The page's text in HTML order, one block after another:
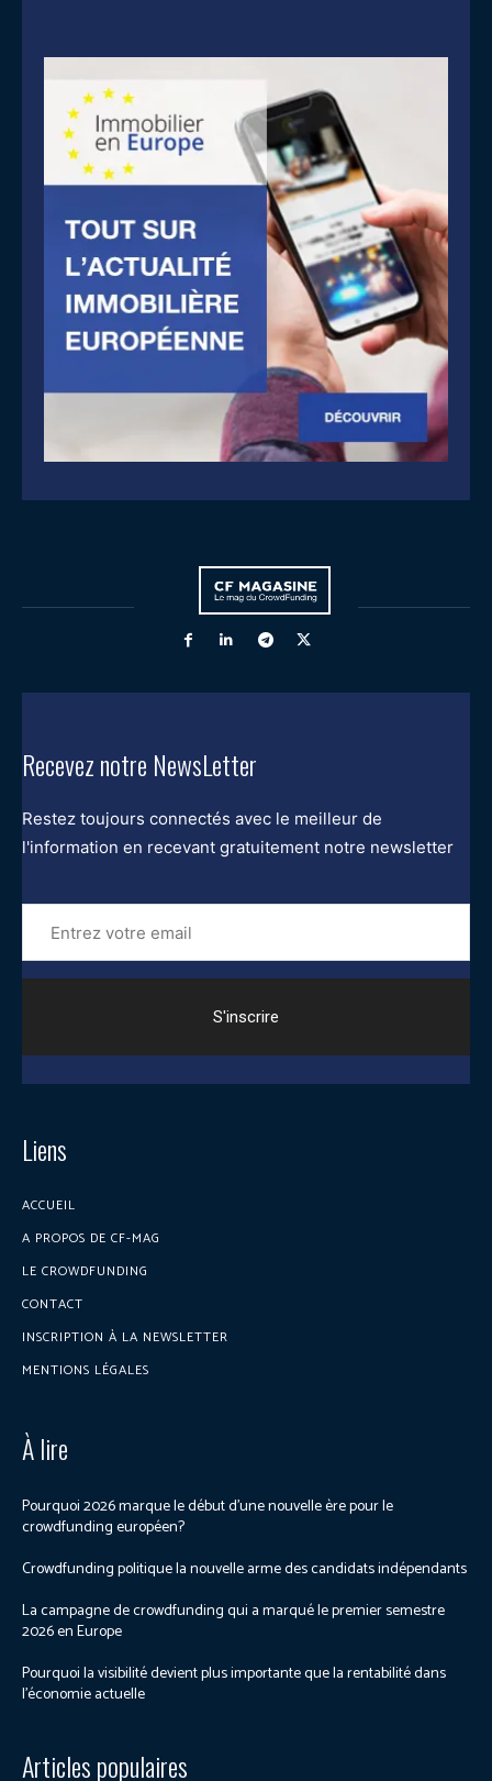
Recevez notre NewsLetter
Restez toujours connectés avec le meilleur de
l'information en recevant gratuitement notre newsletter
Entrez
votre
email
Liens
ACCUEIL
A PROPOS DE CF-MAG
LE CROWDFUNDING
CONTACT
INSCRIPTION À LA NEWSLETTER
MENTIONS LÉGALES
À lire
Pourquoi 2026 marque le début d’une nouvelle ère pour le
crowdfunding européen?
Crowdfunding politique la nouvelle arme des candidats indépendants
La campagne de crowdfunding qui a marqué le premier semestre
2026 en Europe
Pourquoi la visibilité devient plus importante que la rentabilité dans
l’économie actuelle
Articles populaires